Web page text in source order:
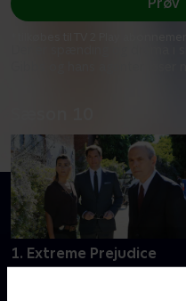
1. Extreme Prejudice